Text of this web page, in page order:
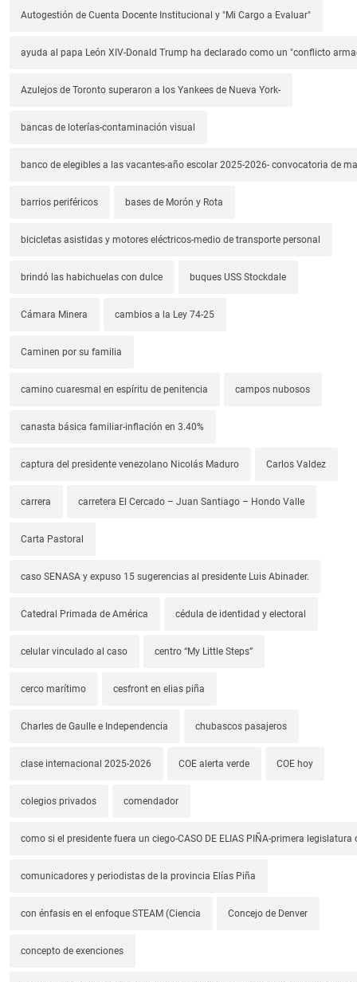
Autogestión de Cuenta Docente Institucional y "Mi Cargo a Evaluar"
ayuda al papa León XIV-Donald Trump ha declarado como un "conflicto
Azulejos de Toronto superaron a los Yankees de Nueva York-
bancas de loterías-contaminación visual
banco de elegibles a las vacantes-año escolar 2025-2026- convocatoria de
barrios periféricos bases de Morón y Rota
bicicletas asistidas y motores eléctricos-medio de transporte personal
brindó las habichuelas con dulce buques USS Stockdale
Cámara Minera cambios a la Ley 74-25
Caminen por su familia
camino cuaresmal en espíritu de penitencia campos nubosos
canasta básica familiar-inflación en 3.40%
captura del presidente venezolano Nicolás Maduro Carlos Valdez
carrera carretera El Cercado – Juan Santiago – Hondo Valle
Carta Pastoral
caso SENASA y expuso 15 sugerencias al presidente Luis Abinader.
Catedral Primada de América cédula de identidad y electoral
celular vinculado al caso centro “My Little Steps”
cerco marítimo cesfront en elias piña
Charles de Gaulle e Independencia chubascos pasajeros
clase internacional 2025-2026 COE alerta verde COE hoy
colegios privados comendador
como si el presidente fuera un ciego-CASO DE ELIAS PIÑA-primera legislatura
comunicadores y periodistas de la provincia Elías Piña
con énfasis en el enfoque STEAM (Ciencia Concejo de Denver
concepto de exenciones